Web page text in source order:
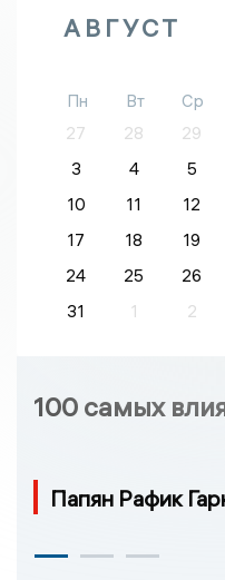
АВГУСТ
Пн Вт Ср
27
28 29
3
4 5
10
11 12
17
18 19
24
25 26
31
1 2
100 самых
Папян Рафик